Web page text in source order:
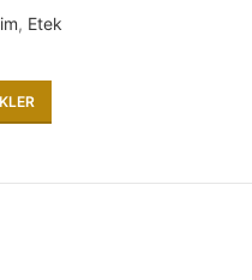
, Etek